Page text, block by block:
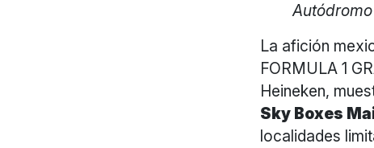
La afición
FORMULA 1
Heineken,
Sky Boxes
localidades